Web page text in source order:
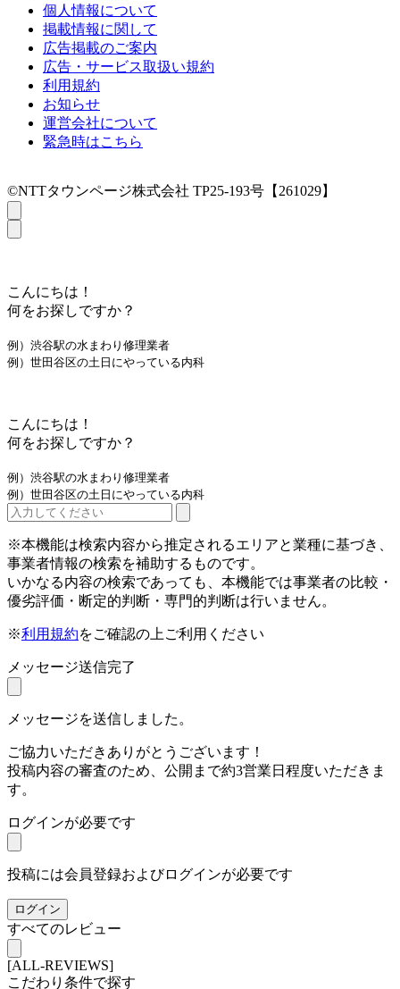
個人情報について
掲載情報に関して
広告掲載のご案内
広告・サービス取扱い規約
利用規約
お知らせ
運営会社について
緊急時はこちら
©NTTタウンページ株式会社 TP25-193号【261029】
こんにちは！
何をお探しですか？
例）渋谷駅の水まわり修理業者
例）世田谷区の土日にやっている内科
こんにちは！
何をお探しですか？
例）渋谷駅の水まわり修理業者
例）世田谷区の土日にやっている内科
※本機能は検索内容から推定されるエリアと業種に基づき、
事業者情報の検索を補助するものです。
いかなる内容の検索であっても、本機能では事業者の比較・
優劣評価・断定的判断・専門的判断は行いません。
※利用規約をご確認の上ご利用ください
メッセージ送信完了
メッセージを送信しました。
ご協力いただきありがとうございます！
投稿内容の審査のため、公開まで約3営業日程度いただきま
す。
ログインが必要です
投稿には会員登録およびログインが必要です
ログイン
すべてのレビュー
[ALL-REVIEWS]
こだわり条件で探す